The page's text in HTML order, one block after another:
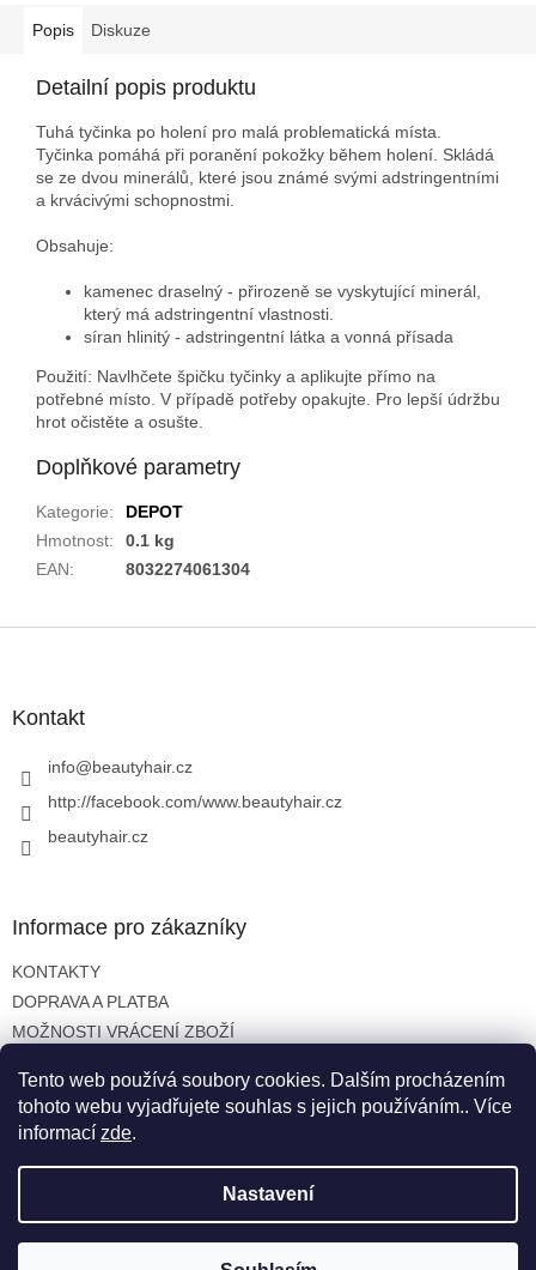
Tento web používá soubory cookies. Dalším procházením
tohoto webu vyjadřujete souhlas s jejich používáním.. Více
informací zde.
Nastavení
Popis Diskuze
Detailní popis produktu
Tuhá tyčinka po holení pro malá problematická místa.
Tyčinka pomáhá při poranění pokožky během holení. Skládá
se ze dvou minerálů, které jsou známé svými adstringentními
a krvácivými schopnostmi.
Obsahuje:
kamenec draselný - přirozeně se vyskytující minerál,
který má adstringentní vlastnosti.
síran hlinitý - adstringentní látka a vonná přísada
Použití: Navlhčete špičku tyčinky a aplikujte přímo na
potřebné místo. V případě potřeby opakujte. Pro lepší údržbu
hrot očistěte a osušte.
Doplňkové parametry
Kategorie:
DEPOT
Hmotnost:
0.1 kg
EAN: 8032274061304
Kontakt
info@beautyhair.cz
http://facebook.com/www.beautyhair.cz
beautyhair.cz
Informace pro zákazníky
KONTAKTY
DOPRAVA A PLATBA
MOŽNOSTI VRÁCENÍ ZBOŽÍ
OCHRANA OSOBNÍCH ÚDAJŮ
Vytvořil Shoptet